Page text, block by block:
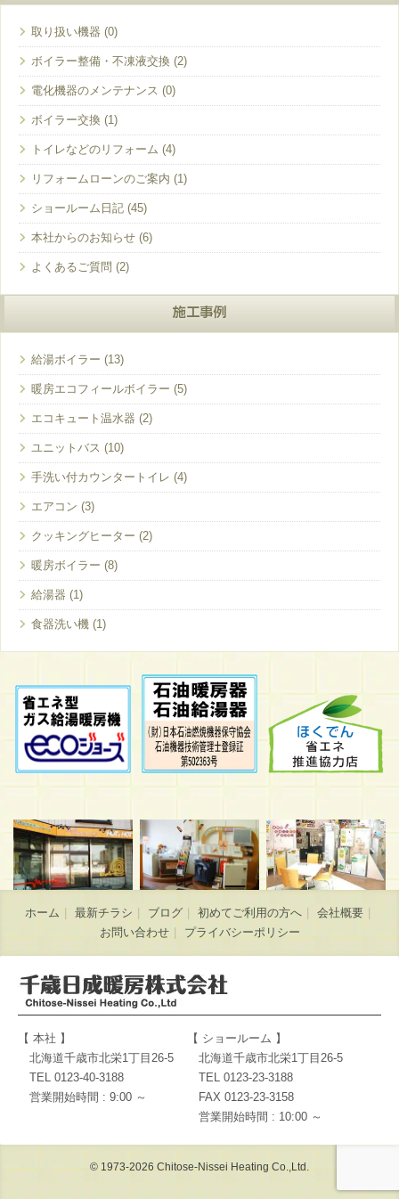
取り扱い機器
ボイラー整備・不凍液交換
電化機器のメンテナンス
ボイラー交換
トイレなどのリフォーム
リフォームローンのご案内
ショールーム日記
本社からのお知らせ
よくあるご質問
施工事例
給湯ボイラー
暖房エコフィールボイラー
エコキュート温水器
ユニットバス
手洗い付カウンタートイレ
エアコン
クッキングヒーター
暖房ボイラー
給湯器
食器洗い機
ホーム 最新チラシ ブログ 初めてご利用の方へ
会社概要
お問い合わせ
プライバシーポリシー
【 本社 】
北海道千歳市北栄1丁目26-5
TEL 0123-40-3188
営業開始時間 : 9:00 ～
【 ショールーム 】
北海道千歳市北栄1丁目26-5
TEL 0123-23-3188
FAX 0123-23-3158
営業開始時間 : 10:00 ～
© 1973-2026 Chitose-Nissei Heating Co.,Ltd.